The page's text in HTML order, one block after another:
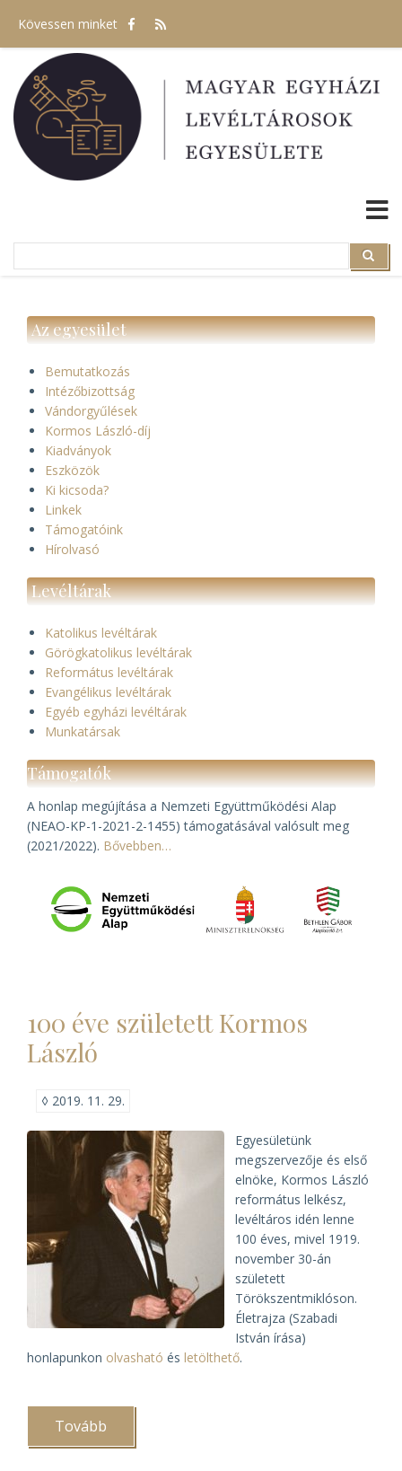
tartalomra
Kövessen minket
Search
Az egyesület
Bemutatkozás
Intézőbizottság
Vándorgyűlések
Kormos László-díj
Kiadványok
Eszközök
Ki kicsoda?
Linkek
Támogatóink
Hírolvasó
Levéltárak
Katolikus levéltárak
Görögkatolikus levéltárak
Református levéltárak
Evangélikus levéltárak
Egyéb egyházi levéltárak
Munkatársak
Támogatók
A honlap megújítása a Nemzeti Együttműködési Alap
(NEAO-KP-1-2021-2-1455) támogatásával valósult meg
(2021/2022). Bővebben…
100 éve született Kormos
László
◊ 2019. 11. 29.
Egyesületünk
megszervezője és első
elnöke, Kormos László
református lelkész,
levéltáros idén lenne
100 éves, mivel 1919.
november 30-án
született
Törökszentmiklóson.
Életrajza (Szabadi
István írása)
honlapunkon olvasható és letölthető.
Tovább
született